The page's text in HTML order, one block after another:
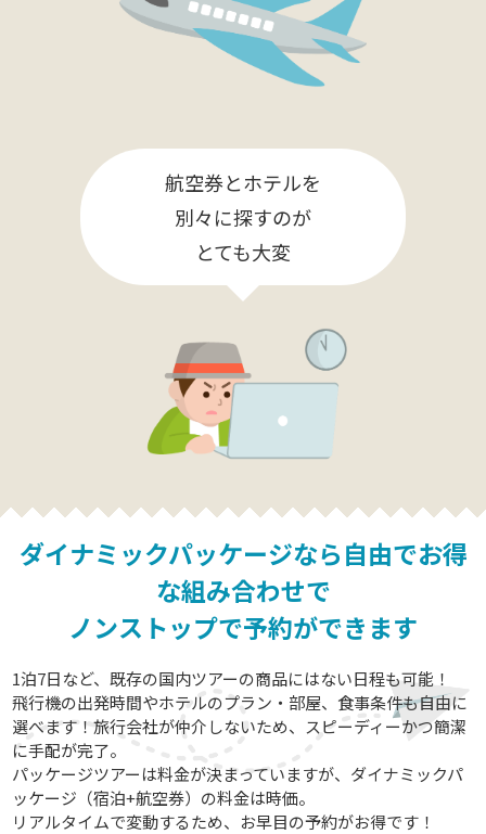
航空券とホテルを
別々に探すのが
とても大変
ダイナミックパッケージなら自由でお得
な組み合わせで
ノンストップで予約ができます
1泊7日など、既存の国内ツアーの商品にはない日程も可能！
飛行機の出発時間やホテルのプラン・部屋、食事条件も自由に
選べます！旅行会社が仲介しないため、スピーディーかつ簡潔
に手配が完了。
パッケージツアーは料金が決まっていますが、ダイナミックパ
ッケージ（宿泊+航空券）の料金は時価。
リアルタイムで変動するため、お早目の予約がお得です！